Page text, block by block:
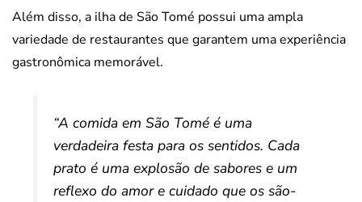
Além disso, a ilha de São Tomé possui uma ampla
variedade de restaurantes que garantem uma experiência
gastronômica memorável.
“A comida em São Tomé é uma
verdadeira festa para os sentidos. Cada
prato é uma explosão de sabores e um
reflexo do amor e cuidado que os são-